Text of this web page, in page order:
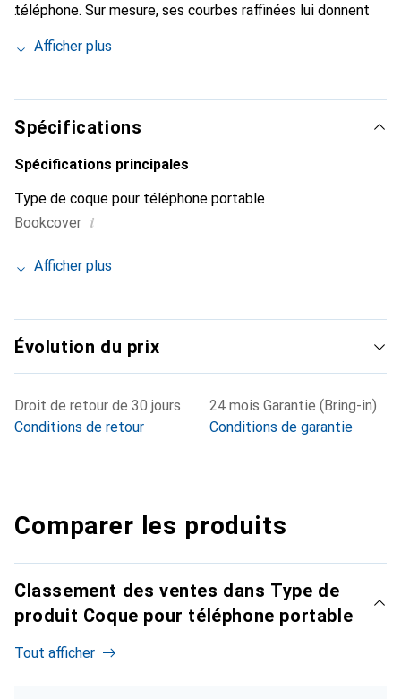
téléphone. Sur mesure, ses courbes raffinées lui donnent
et indispensable pour votre smartphone. Reconnaître
marque Noreve est un choix fiable pour une clientèle
exigeante.
Afficher plus
Spécifications
Spécifications principales
Type de coque pour téléphone portable
Bookcover i
Afficher plus
Évolution du prix
Droit de retour de 30 jours
Conditions de retour
24 mois Garantie (Bring-in)
Conditions de garantie
Comparer les produits
Classement des ventes dans Type de
produit Coque pour téléphone portable
Tout afficher